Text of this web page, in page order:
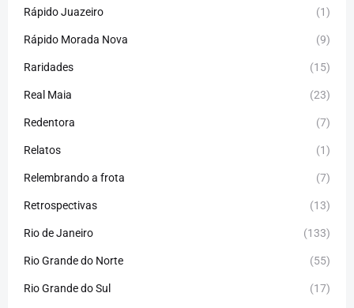
Rápido Juazeiro (1)
Rápido Morada Nova (9)
Raridades (15)
Real Maia (23)
Redentora (7)
Relatos (1)
Relembrando a frota (7)
Retrospectivas (13)
Rio de Janeiro (133)
Rio Grande do Norte (55)
Rio Grande do Sul (17)